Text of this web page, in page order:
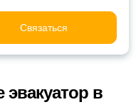
Связаться
в